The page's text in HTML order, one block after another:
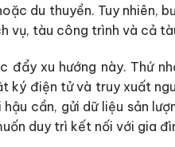
du thuyền. Tuy nhiên,
vụ, tàu công trình và cả
đẩy xu hướng này. Thứ
ký điện tử và truy xuất
cần, gửi dữ liệu sản
duy trì kết nối với gia